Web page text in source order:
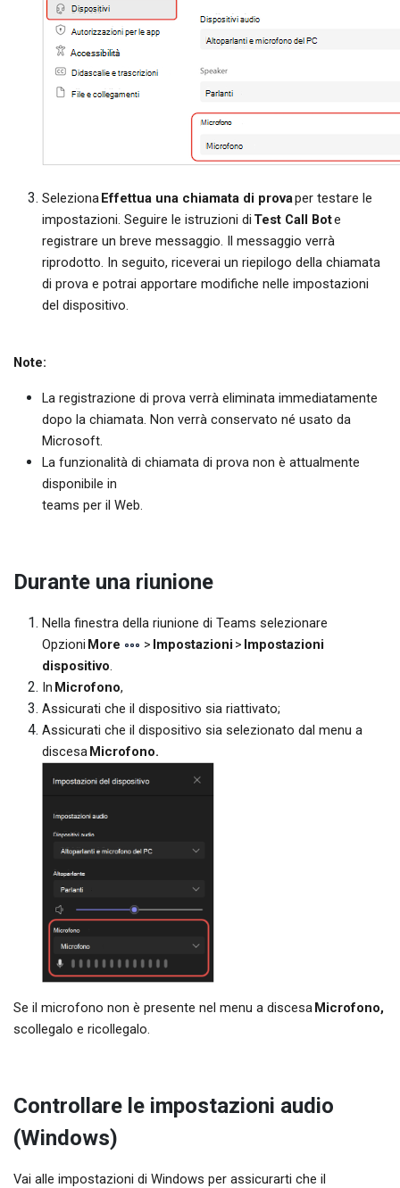
SelezionaEffettua una chiamata di provaper testare le
impostazioni. Seguire le istruzioni di Test Call Bote
registrare un breve messaggio. Il messaggio verrà
riprodotto. In seguito, riceverai un riepilogo della chiamata
di prova e potrai apportare modifiche nelle impostazioni
del dispositivo.
Note:
La registrazione di prova verrà eliminata immediatamente
dopo la chiamata. Non verrà conservato né usato da
Microsoft.
La funzionalità di chiamata di prova non è attualmente
disponibile in
teams per il Web.
Durante una riunione
Nella finestra della riunione di Teams selezionare
Opzioni More > Impostazioni > Impostazioni
dispositivo.
In Microfono,
Assicurati che il dispositivo sia riattivato;
Assicurati che il dispositivo sia selezionato dal menu a
discesaMicrofono.
Se il microfono non è presente nel menu a discesaMicrofono,
scollegalo e ricollegalo.
Controllare le impostazioni audio
(Windows)
Vai alle impostazioni di Windows per assicurarti che il